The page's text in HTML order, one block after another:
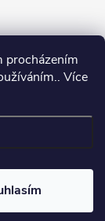
procházením
Více
vyhrazena.